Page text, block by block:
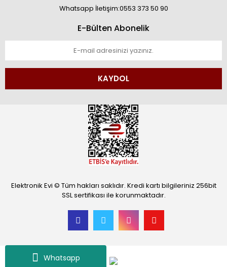
Whatsapp
Whatsapp İletişim:0553 373 50 90
E-Bülten Abonelik
KAYDOL
Elektronik Evi © Tüm hakları saklıdır. Kredi kartı bilgileriniz 256bit
SSL sertifikası ile korunmaktadır.